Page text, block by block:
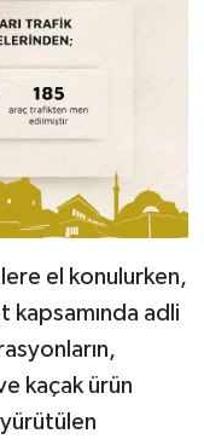
el konulurken,
kapsamında adli
kaçak ürün